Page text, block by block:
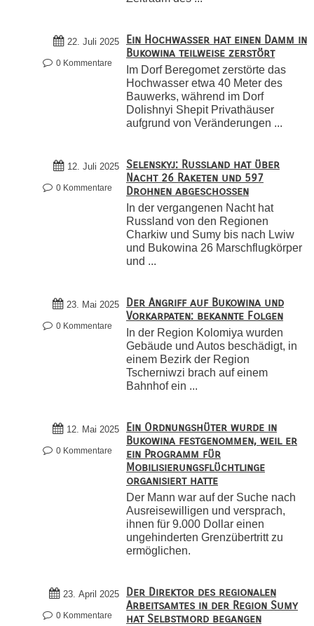
22. Juli 2025
0 Kommentare
Ein Hochwasser hat einen Damm in
Bukowina teilweise zerstört
Im Dorf Beregomet zerstörte das
Hochwasser etwa 40 Meter des
Bauwerks, während im Dorf
Dolishnyi Shepit Privathäuser
aufgrund von Veränderungen ...
12. Juli 2025
0 Kommentare
Selenskyj: Russland hat über
Nacht 26 Raketen und 597
Drohnen abgeschossen
In der vergangenen Nacht hat
Russland von den Regionen
Charkiw und Sumy bis nach Lwiw
und Bukowina 26 Marschflugkörper
und ...
23. Mai 2025
0 Kommentare
Der Angriff auf Bukowina und
Vorkarpaten: bekannte Folgen
In der Region Kolomiya wurden
Gebäude und Autos beschädigt, in
einem Bezirk der Region
Tscherniwzi brach auf einem
Bahnhof ein ...
12. Mai 2025
0 Kommentare
Ein Ordnungshüter wurde in
Bukowina festgenommen, weil er
ein Programm für
Mobilisierungsflüchtlinge
organisiert hatte
Der Mann war auf der Suche nach
Ausreisewilligen und versprach,
ihnen für 9.000 Dollar einen
ungehinderten Grenzübertritt zu
ermöglichen.
23. April 2025
0 Kommentare
Der Direktor des regionalen
Arbeitsamtes in der Region Sumy
hat Selbstmord begangen